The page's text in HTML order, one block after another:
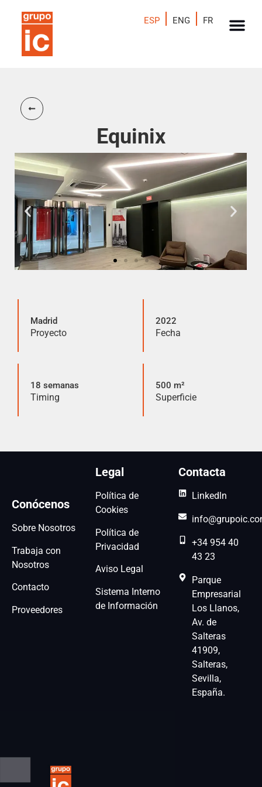
ESP ENG FR
Equinix
Madrid
Proyecto
2022
Fecha
18 semanas
Timing
500 m²
Superficie
Conócenos
Sobre Nosotros
Trabaja con
Nosotros
Contacto
Proveedores
Legal
Política de
Cookies
Política de
Privacidad
Aviso Legal
Sistema Interno
de Información
Contacta
Linkedln
+34 954 40
43 23
Parque
Empresarial
Los Llanos,
Av. de
Salteras
41909,
Salteras,
Sevilla,
España.